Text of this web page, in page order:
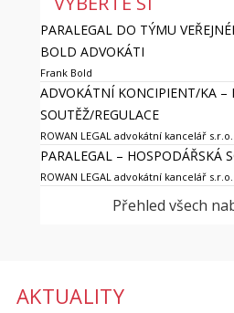
PARALEGAL DO TÝMU
BOLD ADVOKÁTI
Frank Bold
ADVOKÁTNÍ KONCIPIENT/KA –
SOUTĚŽ/REGULACE
ROWAN LEGAL advokátní kancelář s.r.o.
PARALEGAL – HOSPODÁŘSKÁ
ROWAN LEGAL advokátní kancelář s.r.o.
Přehled všech
AKTUALITY